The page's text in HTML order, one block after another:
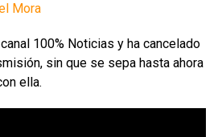
Mora
100% Noticias y ha cancelado
sin que se sepa hasta ahora
ella.